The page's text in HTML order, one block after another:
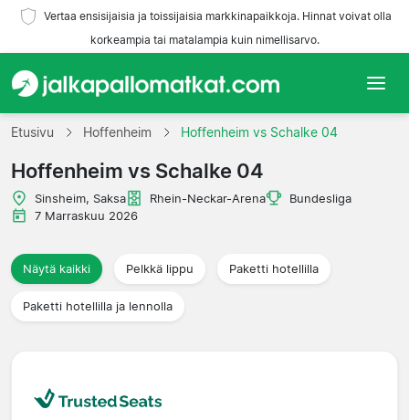
Vertaa ensisijaisia ja toissijaisia markkinapaikkoja. Hinnat voivat olla
korkeampia tai matalampia kuin nimellisarvo.
Etusivu
Joukkueet
Liigat
Matkatoimistoja
Etusivu Hoffenheim Hoffenheim vs Schalke 04
Hoffenheim vs Schalke 04
Sinsheim, Saksa Rhein-Neckar-Arena
Bundesliga
7 Marraskuu 2026
Näytä kaikki Pelkkä lippu Paketti hotellilla
Paketti hotellilla ja lennolla